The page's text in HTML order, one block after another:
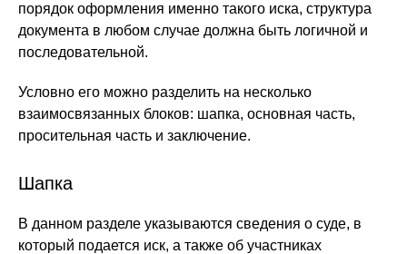
порядок оформления именно такого иска, структура
документа в любом случае должна быть логичной и
последовательной.
Условно его можно разделить на несколько
взаимосвязанных блоков: шапка, основная часть,
просительная часть и заключение.
Шапка
В данном разделе указываются сведения о суде, в
который подается иск, а также об участниках